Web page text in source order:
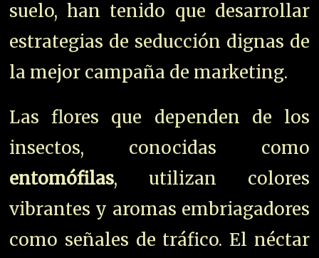
suelo, han tenido que desarrollar
estrategias de seducción dignas de
la mejor campaña de marketing.
Las flores que dependen de los
insectos, conocidas como
entomófilas, utilizan colores
vibrantes y aromas embriagadores
como señales de tráfico. El néctar